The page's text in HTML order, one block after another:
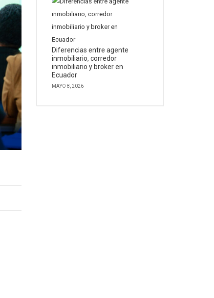
Diferencias entre agente
inmobiliario, corredor
inmobiliario y broker en
Ecuador
MAYO 8, 2026